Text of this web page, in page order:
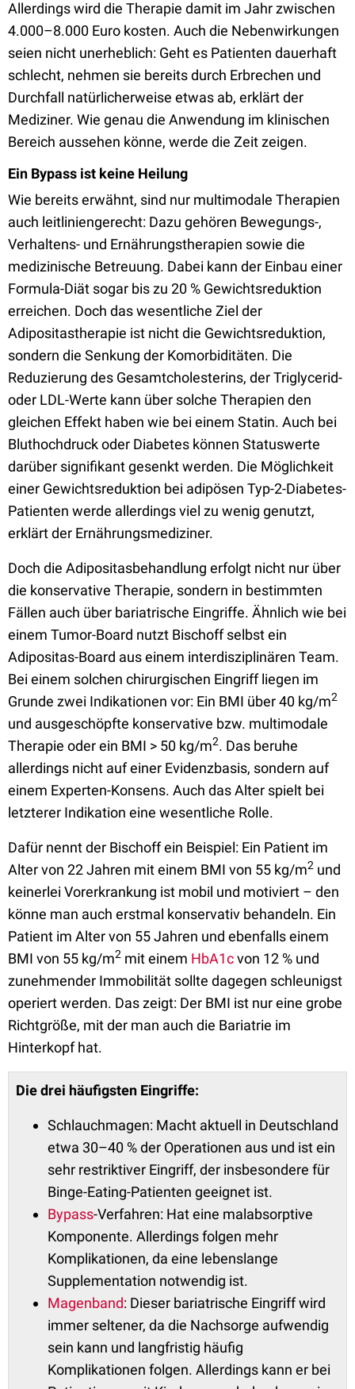
Allerdings wird die Therapie damit im Jahr zwischen
4.000–8.000 Euro kosten. Auch die Nebenwirkungen
seien nicht unerheblich: Geht es Patienten dauerhaft
schlecht, nehmen sie bereits durch Erbrechen und
Durchfall natürlicherweise etwas ab, erklärt der
Mediziner. Wie genau die Anwendung im klinischen
Bereich aussehen könne, werde die Zeit zeigen.
Ein Bypass ist keine Heilung
Wie bereits erwähnt, sind nur multimodale Therapien
auch leitliniengerecht: Dazu gehören Bewegungs-,
Verhaltens- und Ernährungstherapien sowie die
medizinische Betreuung. Dabei kann der Einbau einer
Formula-Diät sogar bis zu 20 % Gewichtsreduktion
erreichen. Doch das wesentliche Ziel der
Adipositastherapie ist nicht die Gewichtsreduktion,
sondern die Senkung der Komorbiditäten. Die
Reduzierung des Gesamtcholesterins, der Triglycerid-
oder LDL-Werte kann über solche Therapien den
gleichen Effekt haben wie bei einem Statin. Auch bei
Bluthochdruck oder Diabetes können Statuswerte
darüber signifikant gesenkt werden. Die Möglichkeit
einer Gewichtsreduktion bei adipösen Typ-2-Diabetes-
Patienten werde allerdings viel zu wenig genutzt,
erklärt der Ernährungsmediziner.
Doch die Adipositasbehandlung erfolgt nicht nur über
die konservative Therapie, sondern in bestimmten
Fällen auch über bariatrische Eingriffe. Ähnlich wie bei
einem Tumor-Board nutzt Bischoff selbst ein
Adipositas-Board aus einem interdisziplinären Team.
Bei einem solchen chirurgischen Eingriff liegen im
Grunde zwei Indikationen vor: Ein BMI über 40 kg/m2
und ausgeschöpfte konservative bzw. multimodale
Therapie oder ein BMI > 50 kg/m2. Das beruhe
allerdings nicht auf einer Evidenzbasis, sondern auf
einem Experten-Konsens. Auch das Alter spielt bei
letzterer Indikation eine wesentliche Rolle.
Dafür nennt der Bischoff ein Beispiel: Ein Patient im
Alter von 22 Jahren mit einem BMI von 55 kg/m2 und
keinerlei Vorerkrankung ist mobil und motiviert – den
könne man auch erstmal konservativ behandeln. Ein
Patient im Alter von 55 Jahren und ebenfalls einem
BMI von 55 kg/m2 mit einem HbA1cvon 12 % und
zunehmender Immobilität sollte dagegen schleunigst
operiert werden. Das zeigt: Der BMI ist nur eine grobe
Richtgröße, mit der man auch die Bariatrie im
Hinterkopf hat.
Die drei häufigsten Eingriffe:
Schlauchmagen: Macht aktuell in Deutschland
etwa 30–40 % der Operationen aus und ist ein
sehr restriktiver Eingriff, der insbesondere für
Binge-Eating-Patienten geeignet ist.
Bypass-Verfahren: Hat eine malabsorptive
Komponente. Allerdings folgen mehr
Komplikationen, da eine lebenslange
Supplementation notwendig ist.
Magenband: Dieser bariatrische Eingriff wird
immer seltener, da die Nachsorge aufwendig
sein kann und langfristig häufig
Komplikationen folgen. Allerdings kann er bei